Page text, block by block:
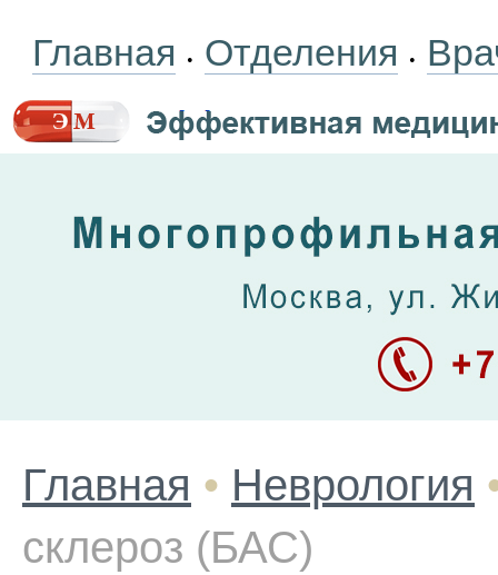
Главная • Отделения •
Главная • Неврология
склероз (БАС)